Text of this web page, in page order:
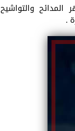
والتواشيح
.